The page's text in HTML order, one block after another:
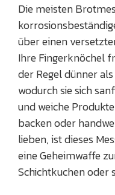
Die meisten
über einen
Ihre Fingerknöchel
der Regel dünner
wodurch sie sich
und weiche
backen oder
lieben, ist dieses
eine Geheimwaffe
Schichtkuchen oder